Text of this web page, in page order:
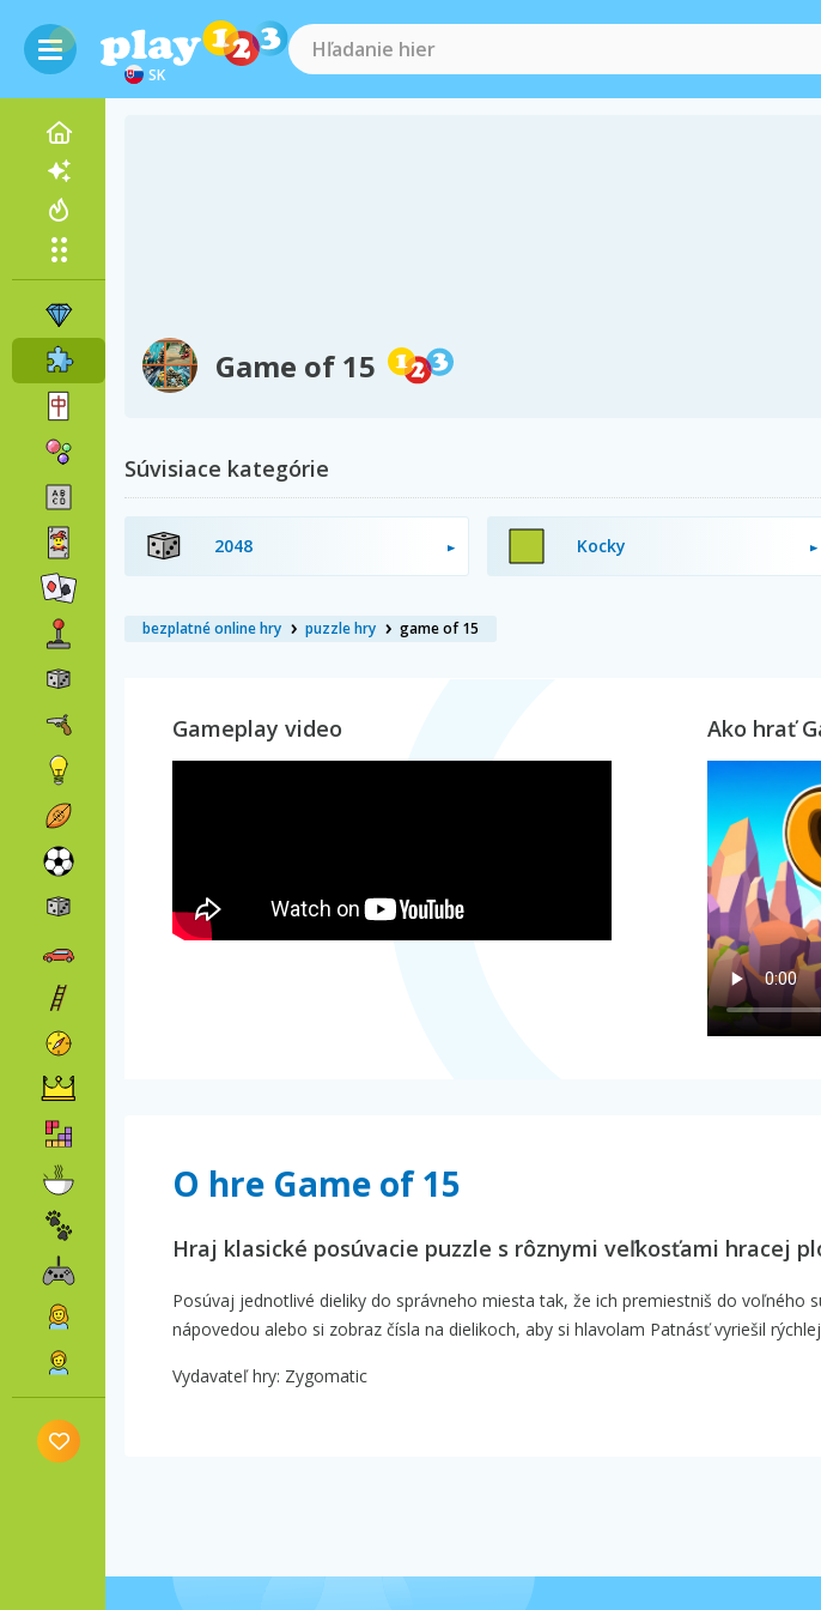
SK
Game of 15
Súvisiace kategórie
2048 Kocky
bezplatné online hry puzzle hry game of 15
Gameplay video Ako hrať
O hre Game of 15
Hraj klasické posúvacie puzzle s rôznymi veľkosťami hracej
Posúvaj jednotlivé dieliky do správneho miesta tak, že ich premiestniš do voľného
nápovedou alebo si zobraz čísla na dielikoch, aby si hlavolam Patnásť vyriešil
Vydavateľ hry: Zygomatic